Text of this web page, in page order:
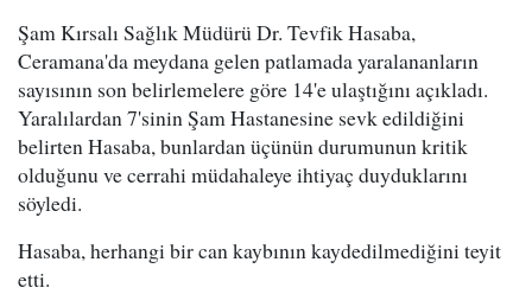
Şam Kırsalı Sağlık Müdürü Dr. Tevfik Hasaba,
Ceramana'da meydana gelen patlamada yaralananların
sayısının son belirlemelere göre 14'e ulaştığını açıkladı.
Yaralılardan 7'sinin Şam Hastanesine sevk edildiğini
belirten Hasaba, bunlardan üçünün durumunun kritik
olduğunu ve cerrahi müdahaleye ihtiyaç duyduklarını
söyledi.
Hasaba, herhangi bir can kaybının kaydedilmediğini teyit
etti.